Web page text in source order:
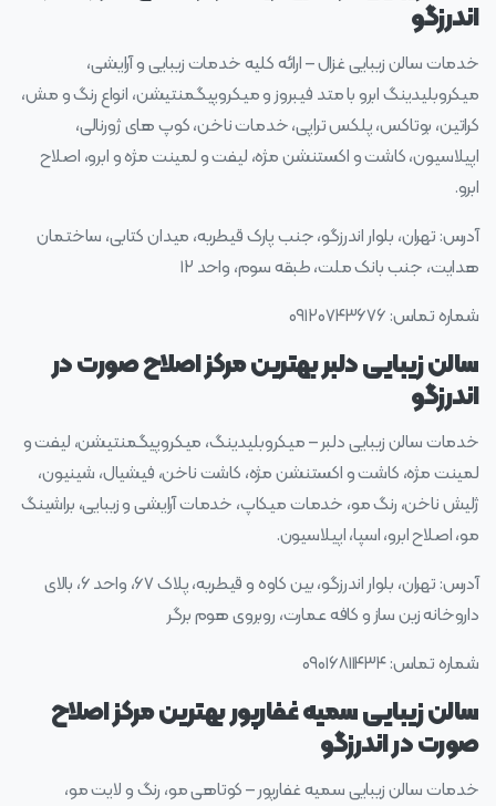
اندرزگو
خدمات سالن زیبایی غزال – ارائه کلیه خدمات زیبایی و آرایشی،
میکروبلیدینگ ابرو با متد فیبروز و میکروپیگمنتیشن، انواع رنگ و مش،
کراتین، بوتاکس، پلکس تراپی، خدمات ناخن، کوپ های ژورنالی،
اپیلاسیون، کاشت و اکستنشن مژه، لیفت و لمینت مژه و ابرو، اصلاح
ابرو.
آدرس: تهران، بلوار اندرزگو، جنب پارک قیطریه، میدان کتابی، ساختمان
هدایت، جنب بانک ملت، طبقه سوم، واحد ۱۲
شماره تماس: ۰۹۱۲۰۷۴۳۶۷۶
سالن زیبایی دلبر بهترین مرکز اصلاح صورت در
اندرزگو
خدمات سالن زیبایی دلبر – میکروبلیدینگ، میکروپیگمنتیشن، لیفت و
لمینت مژه، کاشت و اکستنشن مژه، کاشت ناخن، فیشیال، شینیون،
ژلیش ناخن، رنگ مو، خدمات میکاپ، خدمات آرایشی و زیبایی، براشینگ
مو، اصلاح ابرو، اسپا، اپیلاسیون.
آدرس: تهران، بلوار اندرزگو، بین کاوه و قیطریه، پلاک ۶۷، واحد ۶، بالای
داروخانه زین ساز و کافه عمارت، روبروی هوم برگر
شماره تماس: ۰۹۰۱۶۸۱۱۴۳۴
سالن زیبایی سمیه غفارپور بهترین مرکز اصلاح
صورت در اندرزگو
خدمات سالن زیبایی سمیه غفارپور – کوتاهی مو، رنگ و لایت مو،